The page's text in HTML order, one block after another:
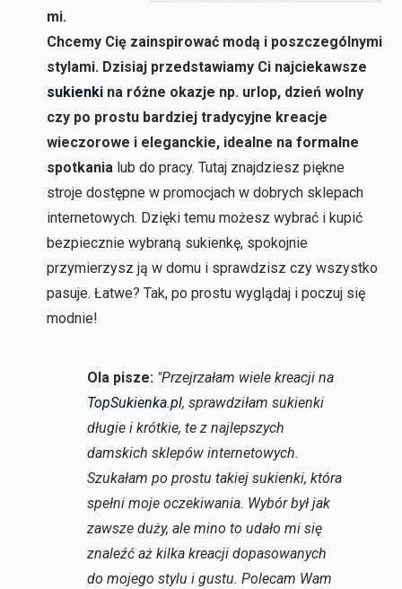
mi.
Chcemy Cię zainspirować modą i poszczególnymi
stylami. Dzisiaj przedstawiamy Ci najciekawsze
sukienkina różne okazje np. urlop, dzień wolny
czy po prostu bardziej tradycyjne kreacje
wieczorowe i eleganckie, idealne na formalne
spotkanialub do pracy. Tutaj znajdziesz piękne
stroje dostępne w promocjach w dobrych sklepach
internetowych. Dzięki temu możesz wybrać i kupić
bezpiecznie wybraną sukienkę, spokojnie
przymierzysz ją w domu i sprawdzisz czy wszystko
pasuje. Łatwe? Tak, po prostu wyglądaj i poczuj się
modnie!
Ola pisze: "Przejrzałam wiele kreacji na
TopSukienka.pl, sprawdziłam sukienki
długie i krótkie, te z najlepszych
damskich sklepów internetowych.
Szukałam po prostu takiej sukienki, która
spełni moje oczekiwania. Wybór był jak
zawsze duży, ale mino to udało mi się
znaleźć aż kilka kreacji dopasowanych
do mojego stylu i gustu. Polecam Wam